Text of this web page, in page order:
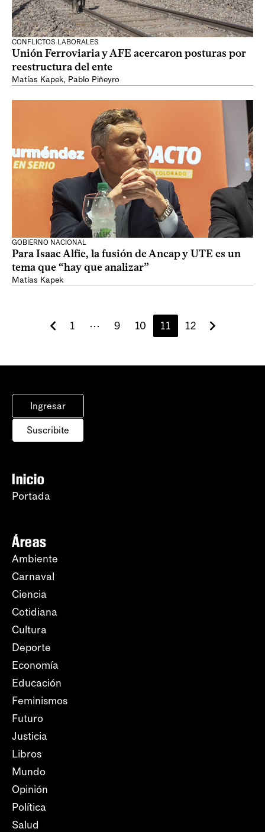
CONFLICTOS LABORALES
Unión Ferroviaria y AFE acercaron posturas por
reestructura del ente
Matías Kapek, Pablo Piñeyro
GOBIERNO NACIONAL
Para Isaac Alfie, la fusión de Ancap y UTE es un
tema que “hay que analizar”
Matías Kapek
1 ⋯ 9 10 11 12
Ingresar
Suscribite
Inicio
Portada
Áreas
Ambiente
Carnaval
Ciencia
Cotidiana
Cultura
Deporte
Economía
Educación
Feminismos
Futuro
Justicia
Libros
Mundo
Opinión
Política
Salud